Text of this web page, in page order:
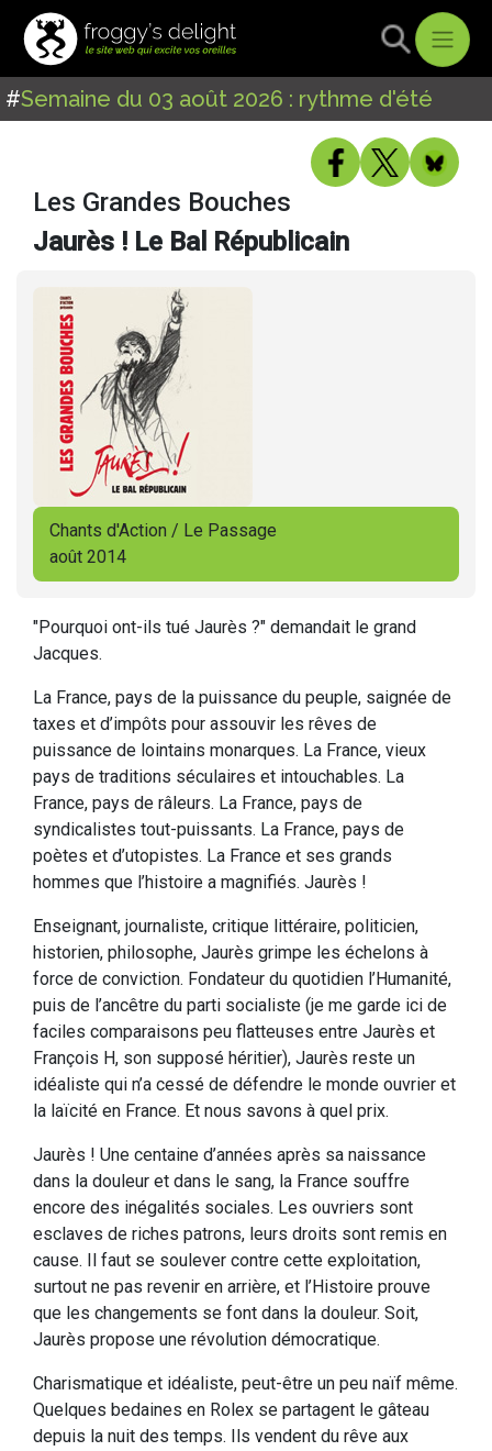
#Semaine du 03 août 2026 : rythme d'été
Les Grandes Bouches
Jaurès ! Le Bal Républicain
Chants d'Action / Le Passage
août 2014
"Pourquoi ont-ils tué Jaurès ?" demandait le grand
Jacques.
La France, pays de la puissance du peuple, saignée de
taxes et d’impôts pour assouvir les rêves de
puissance de lointains monarques. La France, vieux
pays de traditions séculaires et intouchables. La
France, pays de râleurs. La France, pays de
syndicalistes tout-puissants. La France, pays de
poètes et d’utopistes. La France et ses grands
hommes que l’histoire a magnifiés. Jaurès !
Enseignant, journaliste, critique littéraire, politicien,
historien, philosophe, Jaurès grimpe les échelons à
force de conviction. Fondateur du quotidien l’Humanité,
puis de l’ancêtre du parti socialiste (je me garde ici de
faciles comparaisons peu flatteuses entre Jaurès et
François H, son supposé héritier), Jaurès reste un
idéaliste qui n’a cessé de défendre le monde ouvrier et
la laïcité en France. Et nous savons à quel prix.
Jaurès ! Une centaine d’années après sa naissance
dans la douleur et dans le sang, la France souffre
encore des inégalités sociales. Les ouvriers sont
esclaves de riches patrons, leurs droits sont remis en
cause. Il faut se soulever contre cette exploitation,
surtout ne pas revenir en arrière, et l’Histoire prouve
que les changements se font dans la douleur. Soit,
Jaurès propose une révolution démocratique.
Charismatique et idéaliste, peut-être un peu naïf même.
Quelques bedaines en Rolex se partagent le gâteau
depuis la nuit des temps. Ils vendent du rêve aux